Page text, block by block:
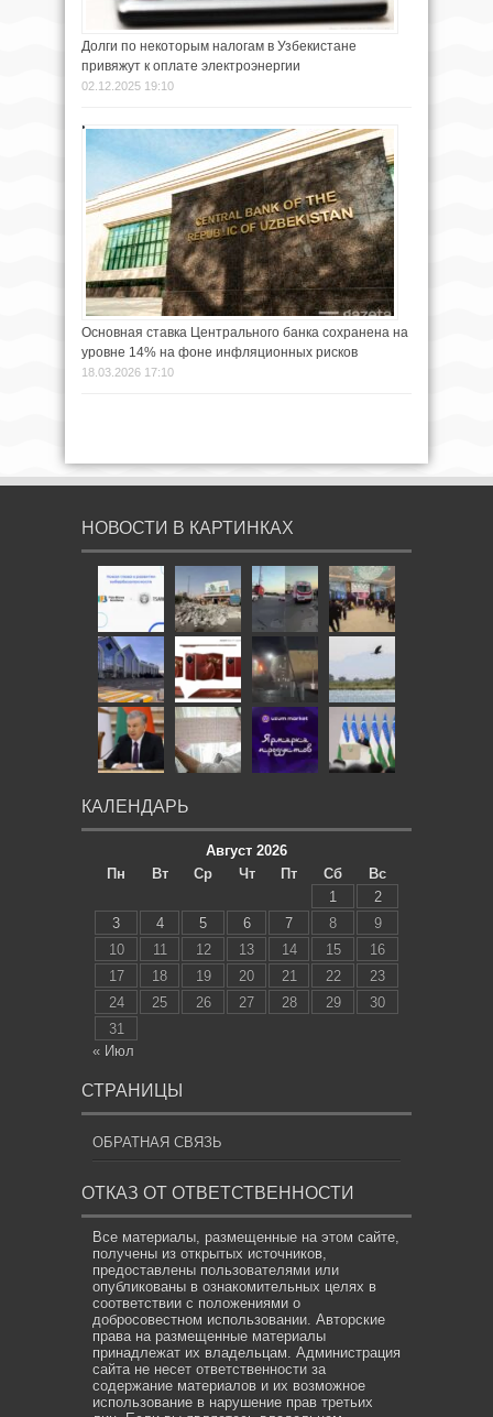
Долги по некоторым налогам в Узбекистане
привяжут к оплате электроэнергии
02.12.2025 19:10
Основная ставка Центрального банка сохранена на
уровне 14% на фоне инфляционных рисков
18.03.2026 17:10
НОВОСТИ В КАРТИНКАХ
КАЛЕНДАРЬ
Август 2026
Пн
Вт Ср Чт Пт Сб
Вс
1
2
3
4 5 6 7 8
9
10
11 12 13 14 15
16
17
18 19 20 21 22
23
24
25 26 27 28 29
30
31
« Июл
СТРАНИЦЫ
ОБРАТНАЯ СВЯЗЬ
ОТКАЗ ОТ ОТВЕТСТВЕННОСТИ
Все материалы, размещенные на этом сайте,
получены из открытых источников,
предоставлены пользователями или
опубликованы в ознакомительных целях в
соответствии с положениями о
добросовестном использовании. Авторские
права на размещенные материалы
принадлежат их владельцам. Администрация
сайта не несет ответственности за
содержание материалов и их возможное
использование в нарушение прав третьих